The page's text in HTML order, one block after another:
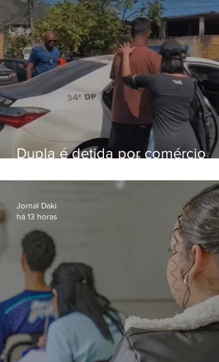
Dupla é detida por comércio
Bangu
Jornal Daki
há 13 horas